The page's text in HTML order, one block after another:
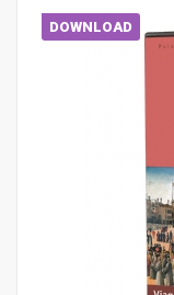
DOWNLOAD